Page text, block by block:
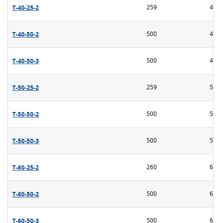
Т-40-25-2 259 40
Т-40-50-2 500 40
Т-40-50-3 500 40
Т-50-25-2 259 50
Т-50-50-2 500 50
Т-50-50-3 500 50
Т-60-25-2 260 60
Т-60-50-2 500 60
Т-60-50-3 500 60